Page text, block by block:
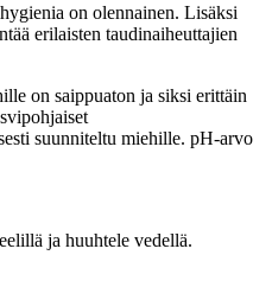
on olennainen. Lisäksi
erilaisten taudinaiheuttajien
on saippuaton ja siksi erittäin
suunniteltu miehille. pH-arvo
ja huuhtele vedellä.